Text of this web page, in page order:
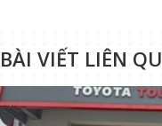
BÀI VIẾT LIÊN